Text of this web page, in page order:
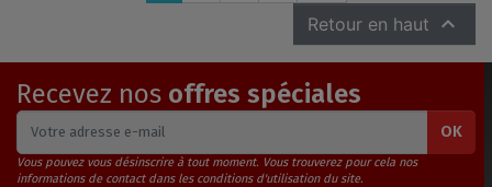
Retour en haut 
Recevez nos offres spéciales
OK
Vous pouvez vous désinscrire à tout moment. Vous trouverez pour cela nos
informations de contact dans les conditions d'utilisation du site.